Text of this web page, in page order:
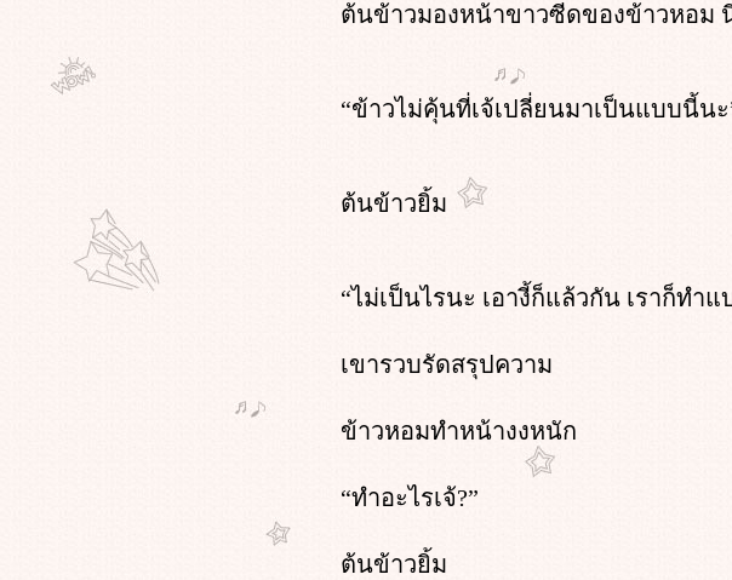
เมื่อสามีเธอเป็นแต๋ว บทแรก หน้า 3
ต้นข้าวมองหน้าขาวซีดของข้าวหอม
“ข้าวไม่คุ้นที่เจ้เปลี่ยนมาเป็นแบบนี้นะ
ต้นข้าวยิ้ม
“ไม่เป็นไรนะ เอางี้ก็แล้วกัน เราก็ท
เขารวบรัดสรุปความ
ข้าวหอมทำหน้างงหนัก
“ทำอะไรเจ้?”
ต้นข้าวยิ้ม